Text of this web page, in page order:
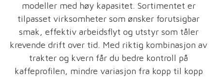
modeller med høy kapasitet. Sortimentet er
tilpasset virksomheter som ønsker forutsigbar
smak, effektiv arbeidsflyt og utstyr som tåler
krevende drift over tid. Med riktig kombinasjon av
trakter og kvern får du bedre kontroll på
kaffeprofilen, mindre variasjon fra kopp til kopp